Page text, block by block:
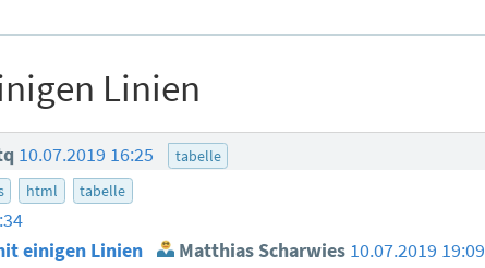
Linien
10.07.2019 16:25 tabelle
html tabelle
einigen Linien Matthias Scharwies 10.07.2019 19:09